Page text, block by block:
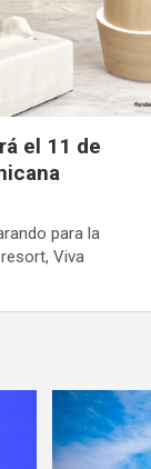
el 11 de
para la
Viva